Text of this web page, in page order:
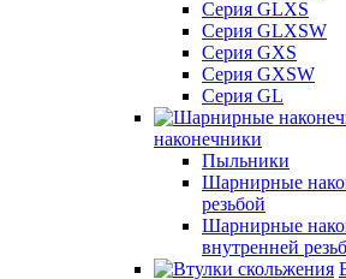
Серия GLXS
Серия GLXSW
Серия GXS
Серия GXSW
Серия GL
наконечники
Пыльники
Шарнирные
резьбой
Шарнирные
внутренней